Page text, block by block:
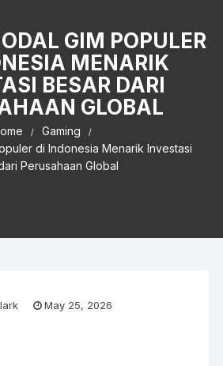
GIM POPULER
MENARIK
BESAR DARI
GLOBAL
Gaming
di Indonesia Menarik Investasi
Perusahaan Global
May 25, 2026